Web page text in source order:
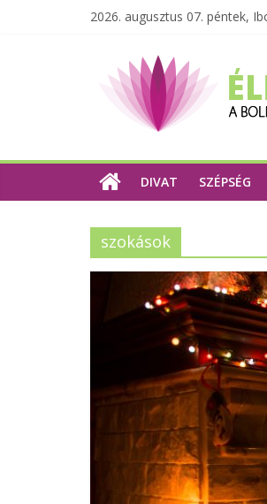
2026. augusztus 07. péntek,
DIVAT SZÉPSÉG
szokások